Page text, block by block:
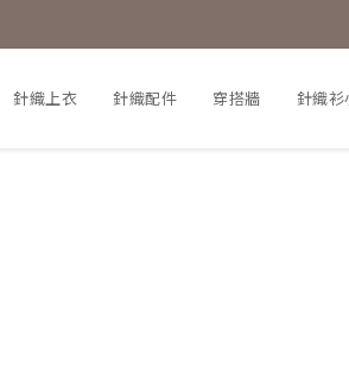
針織上衣 針織配件 穿搭牆 針織衫